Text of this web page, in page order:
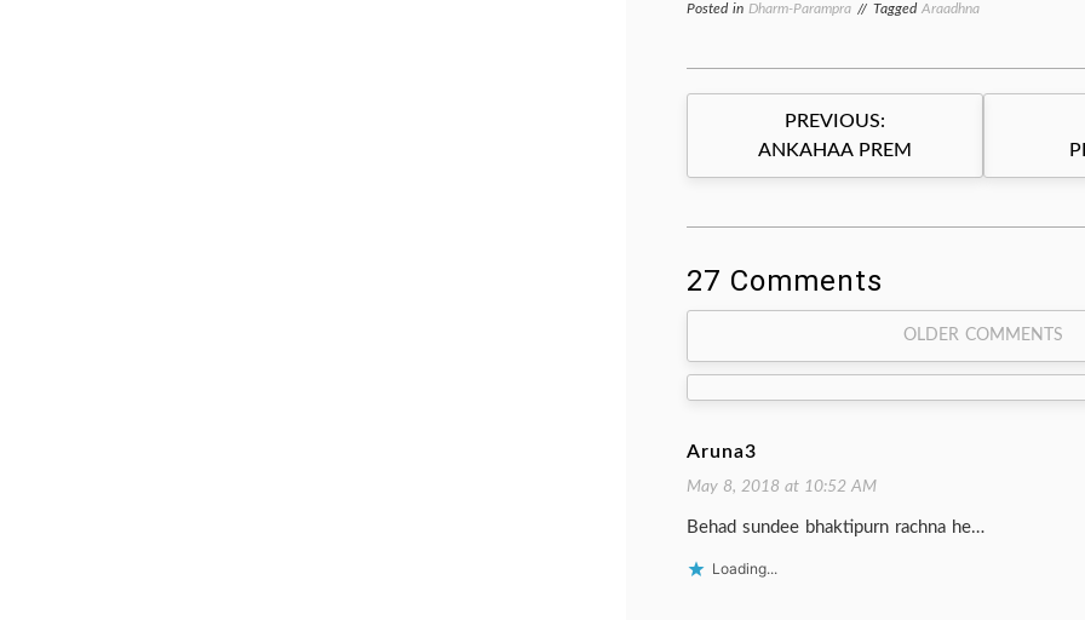
Posted in Dharm-Parampra Tagged Araadhna
Post
navigation
PREVIOUS:
ANKAHAA PREM
27 Comments
navigation
OLDER COMMENTS
Aruna3
May 8, 2018 at 10:52 AM
Behad sundee bhaktipurn rachna he…
Loading...